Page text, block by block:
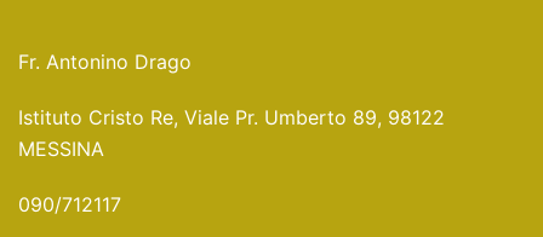
Fr. Antonino Drago
Istituto Cristo Re, Viale Pr. Umberto 89, 98122
MESSINA
090/712117